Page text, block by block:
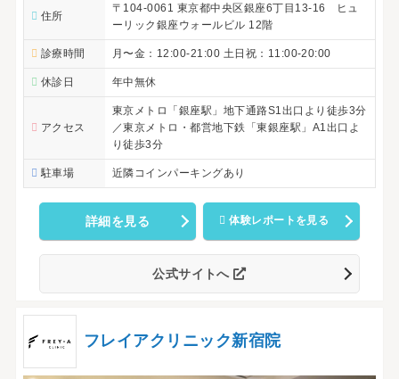
住所
〒104-0061 東京都中央区銀座6丁目13-16 ヒュ
ーリック銀座ウォールビル 12階
診療時間 月〜金：12:00-21:00 土日祝：11:00-20:00
休診日 年中無休
アクセス
東京メトロ「銀座駅」地下通路S1出口より徒歩3分
／東京メトロ・都営地下鉄「東銀座駅」A1出口よ
り徒歩3分
駐車場 近隣コインパーキングあり
詳細を見る 体験レポートを見る
公式サイトへ
フレイアクリニック新宿院